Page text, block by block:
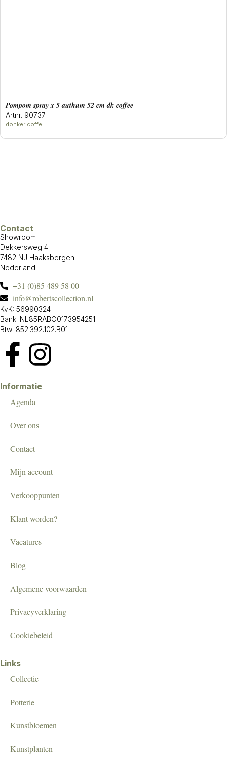
pompom spray x 5 authum 52 cm dk coffee
Artnr. 90737
donker coffe
Contact
Showroom
Dekkersweg 4
7482 NJ Haaksbergen
Nederland
+31 (0)85 489 58 00
info@robertscollection.nl
KvK: 56990324
Bank: NL85RABO0173954251
Btw: 852.392.102.B01
Informatie
Agenda
Over ons
Contact
Mijn account
Verkooppunten
Klant worden?
Vacatures
Blog
Algemene voorwaarden
Privacyverklaring
Cookiebeleid
Links
Collectie
Potterie
Kunstbloemen
Kunstplanten